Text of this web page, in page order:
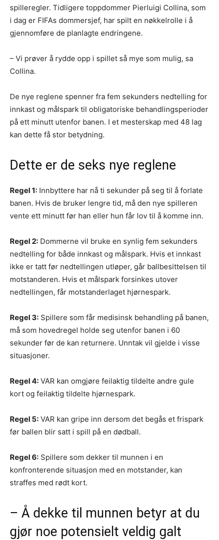
spilleregler. Tidligere toppdommer Pierluigi Collina, som
i dag er FIFAs dommersjef, har spilt en nøkkelrolle i å
gjennomføre de planlagte endringene.
– Vi prøver å rydde opp i spillet så mye som mulig, sa
Collina.
De nye reglene spenner fra fem sekunders nedtelling for
innkast og målspark til obligatoriske behandlingsperioder
på ett minutt utenfor banen. I et mesterskap med 48 lag
kan dette få stor betydning.
Dette er de seks nye reglene
Regel 1: Innbyttere har nå ti sekunder på seg til å forlate
banen. Hvis de bruker lengre tid, må den nye spilleren
vente ett minutt før han eller hun får lov til å komme inn.
Regel 2: Dommerne vil bruke en synlig fem sekunders
nedtelling for både innkast og målspark. Hvis et innkast
ikke er tatt før nedtellingen utløper, går ballbesittelsen til
motstanderen. Hvis et målspark forsinkes utover
nedtellingen, får motstanderlaget hjørnespark.
Regel 3: Spillere som får medisinsk behandling på banen,
må som hovedregel holde seg utenfor banen i 60
sekunder før de kan returnere. Unntak vil gjelde i visse
situasjoner.
Regel 4: VAR kan omgjøre feilaktig tildelte andre gule
kort og feilaktig tildelte hjørnespark.
Regel 5: VAR kan gripe inn dersom det begås et frispark
før ballen blir satt i spill på en dødball.
Regel 6: Spillere som dekker til munnen i en
konfronterende situasjon med en motstander, kan
straffes med rødt kort.
– Å dekke til munnen betyr at du
gjør noe potensielt veldig galt